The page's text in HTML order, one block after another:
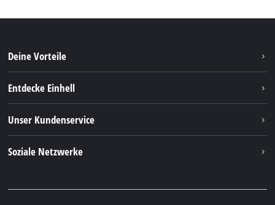
Deine Vorteile
Entdecke Einhell
Nachhaltigkeit
Unser Kundenservice
Soziale Netzwerke